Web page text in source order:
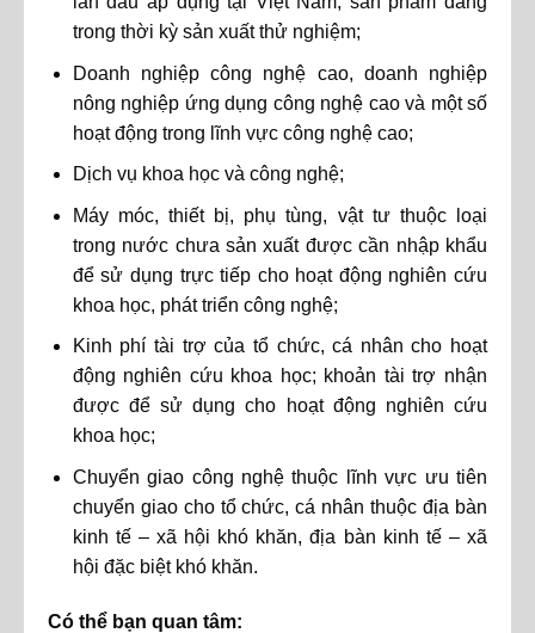
trong thời kỳ sản xuất thử nghiệm;
Doanh nghiệp công nghệ cao, doanh nghiệp
nông nghiệp ứng dụng công nghệ cao và một số
hoạt động trong lĩnh vực công nghệ cao;
Dịch vụ khoa học và công nghệ;
Máy móc, thiết bị, phụ tùng, vật tư thuộc loại
trong nước chưa sản xuất được cần nhập khẩu
để sử dụng trực tiếp cho hoạt động nghiên cứu
khoa học, phát triển công nghệ;
Kinh phí tài trợ của tổ chức, cá nhân cho hoạt
động nghiên cứu khoa học; khoản tài trợ nhận
được để sử dụng cho hoạt động nghiên cứu
khoa học;
Chuyển giao công nghệ thuộc lĩnh vực ưu tiên
chuyển giao cho tổ chức, cá nhân thuộc địa bàn
kinh tế – xã hội khó khăn, địa bàn kinh tế – xã
hội đặc biệt khó khăn.
Có thể bạn quan tâm: